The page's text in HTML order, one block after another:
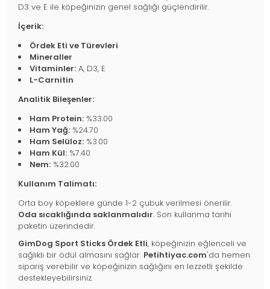
D3 ve E ile köpeğinizin genel sağlığı güçlendirilir.
İçerik:
Ördek Eti ve Türevleri
Mineraller
Vitaminler: A, D3, E
L-Carnitin
Analitik Bileşenler:
Ham Protein: %33.00
Ham Yağ: %24.70
Ham Selüloz: %3.00
Ham Kül: %7.40
Nem: %32.00
Kullanım Talimatı:
Orta boy köpeklere günde 1-2 çubuk verilmesi önerilir.
Oda sıcaklığında saklanmalıdır. Son kullanma tarihi
paketin üzerindedir.
GimDog Sport Sticks Ördek Etli, köpeğinizin eğlenceli ve
sağlıklı bir ödül almasını sağlar. Petihtiyac.com'da hemen
sipariş verebilir ve köpeğinizin sağlığını en lezzetli şekilde
destekleyebilirsiniz.